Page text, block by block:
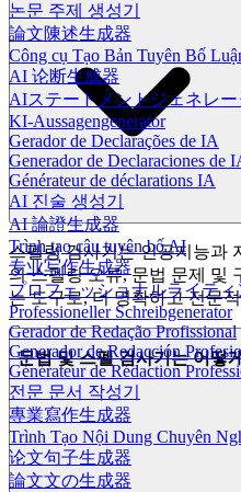
논문 주제 생성기
論文陳述生成器
Công cụ Tạo Bản Tuyên Bố
AI 论断生成器
AIステートメントジェネレー
KI-Aussagengenerator
Gerador de Declarações de IA
Generador de Declaraciones de
Générateur de déclarations IA
AI 진술 생성기
AI 論證生成器
Trình tạo câu tuyên bố AI
专业写作生成器
プロフェッショナルライテ
Professioneller Schreibgenerator
Gerador de Redação Profissional
Generador de Redacción
Générateur de Rédaction
전문 문서 작성기
專業寫作生成器
Trình Tạo Nội Dung Chuyên
论文句子生成器
論文文の生成器
스펠링 검사기는 인공지능과
의 스펠링 오류, 문법 문제 및
는 도구로, 더 명확하고 전문
문법 및 스펠 검사기는 어떻